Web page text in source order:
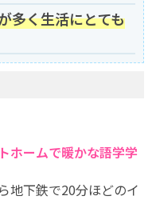
多く生活にとても
ホームで暖かな語学学
地下鉄で20分ほどのイ